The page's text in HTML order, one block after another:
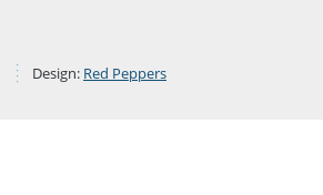
Design: Red Peppers